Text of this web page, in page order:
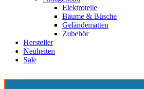
Elektroteile
Bäume & Büsche
Geländematten
Zubehör
Hersteller
Neuheiten
Sale